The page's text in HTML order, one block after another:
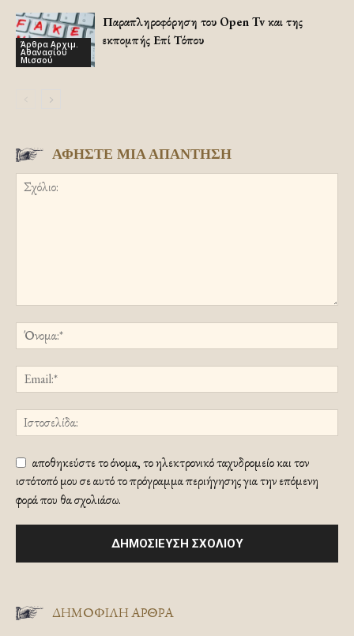
Άρθρα Αρχιμ.
Αθανασίου
Μισσού
Παραπληροφόρηση του Open Tv και της
εκπομπής Επί Τόπου
ΑΦΗΣΤΕ ΜΙΑ ΑΠΑΝΤΗΣΗ
αποθηκεύστε το όνομα, το ηλεκτρονικό ταχυδρομείο και τον
ιστότοπό μου σε αυτό το πρόγραμμα περιήγησης για την επόμενη
φορά που θα σχολιάσω.
ΔΗΜΟΦΙΛΗ ΑΡΘΡΑ